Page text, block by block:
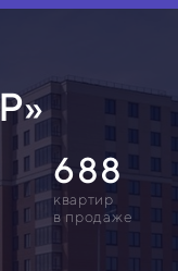
688
квартир
в продаже